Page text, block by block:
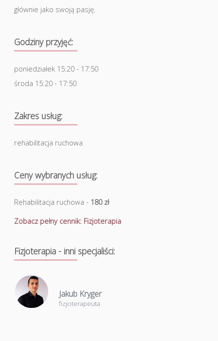
głównie jako swoją pasję.
Godziny przyjęć:
poniedziałek 15:20 - 17:50
środa 15:20 - 17:50
Zakres usług:
rehabilitacja ruchowa
Ceny wybranych usług:
Rehabilitacja ruchowa - 180 zł
Zobacz pełny cennik: Fizjoterapia
Fizjoterapia - inni specjaliści:
Jakub Kryger
fizjoterapeuta